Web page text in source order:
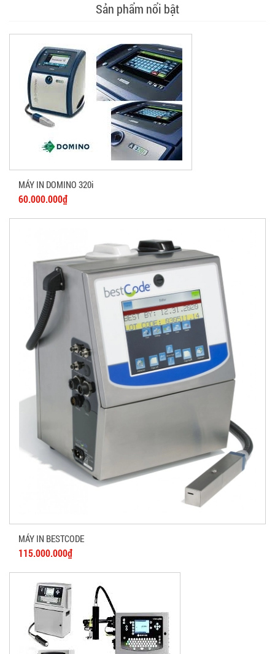
Sản phẩm nổi bật
MÁY IN DOMINO 320i
60.000.000₫
MÁY IN BESTCODE
115.000.000₫